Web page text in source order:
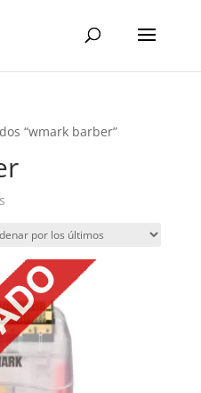
“wmark barber”
Ordenado
los
últimos